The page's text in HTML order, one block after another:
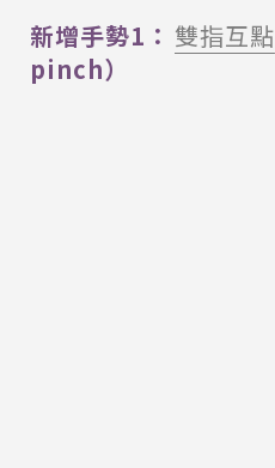
新增手勢1： 雙指互點
pinch）